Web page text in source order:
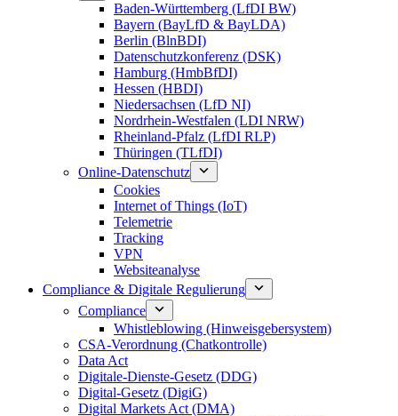
Baden-Württemberg (LfDI BW)
Bayern (BayLfD & BayLDA)
Berlin (BlnBDI)
Datenschutzkonferenz (DSK)
Hamburg (HmbBfDI)
Hessen (HBDI)
Niedersachsen (LfD NI)
Nordrhein-Westfalen (LDI NRW)
Rheinland-Pfalz (LfDI RLP)
Thüringen (TLfDI)
Online-Datenschutz
Cookies
Internet of Things (IoT)
Telemetrie
Tracking
VPN
Websiteanalyse
Compliance & Digitale Regulierung
Compliance
Whistleblowing (Hinweisgebersystem)
CSA-Verordnung (Chatkontrolle)
Data Act
Digitale-Dienste-Gesetz (DDG)
Digital-Gesetz (DigiG)
Digital Markets Act (DMA)